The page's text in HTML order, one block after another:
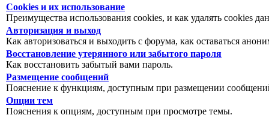
Cookies и их использование
Преимущества использования cookies, и как удалять cookies
Авторизация и выход
Как авторизоваться и выходить с форума, как оставаться
Восстановление утерянного или забытого пароля
Как восстановить забытый вами пароль.
Размещение сообщений
Пояснение к функциям, доступным при размещении
Опции тем
Пояснения к опциям, доступным при просмотре темы.